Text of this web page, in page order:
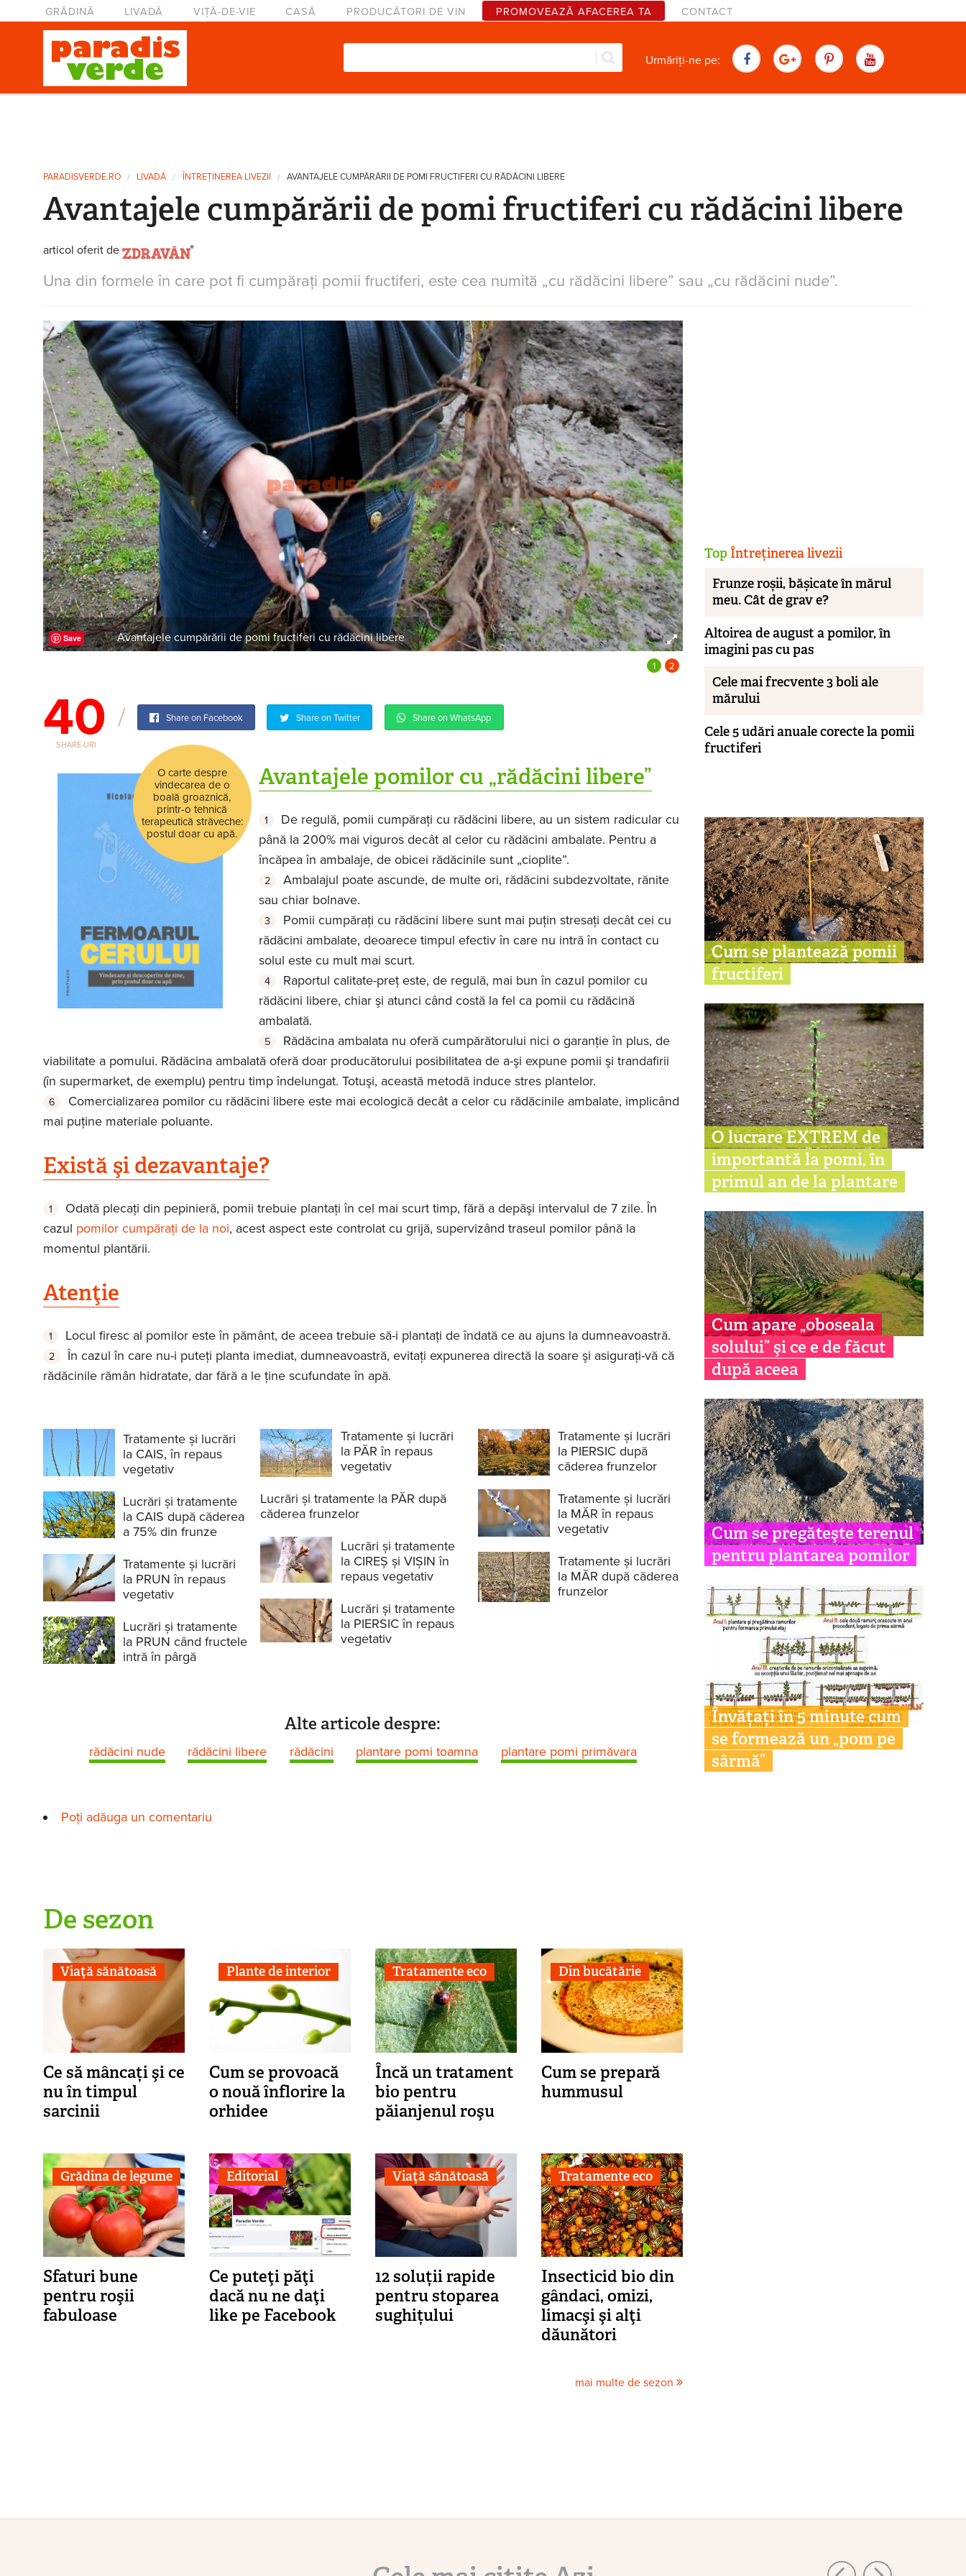
Mergi la conţinutul principal
Meniu principal
GRĂDINĂ LIVADĂ VIȚĂ-DE-VIE CASĂ PRODUCĂTORI DE VIN PROMOVEAZĂ AFACEREA TA CONTACT
Formular de căutare Urmăriți-ne pe:
Eşti aici
PARADISVERDE.RO LIVADĂ ÎNTREȚINEREA LIVEZII AVANTAJELE CUMPĂRĂRII DE POMI FRUCTIFERI CU RĂDĂCINI LIBERE
Avantajele cumpărării de pomi fructiferi cu rădăcini libere
articol oferit de
Una din formele în care pot fi cumpăraţi pomii fructiferi, este cea numită „cu rădăcini libere” sau „cu rădăcini nude”.
Save Avantajele cumpărării de pomi fructiferi cu rădăcini libere
40
SHARE-URI
Share on Facebook Share on Twitter Share on WhatsApp
O carte despre
vindecarea de o
boală groaznică,
printr-o tehnică
terapeutică străveche:
postul doar cu apă.
Avantajele pomilor cu „rădăcini libere”
De regulă, pomii cumpăraţi cu rădăcini libere, au un sistem radicular cu
până la 200% mai viguros decât al celor cu rădăcini ambalate. Pentru a
încăpea în ambalaje, de obicei rădăcinile sunt „cioplite”.
Ambalajul poate ascunde, de multe ori, rădăcini subdezvoltate, rănite
sau chiar bolnave.
Pomii cumpăraţi cu rădăcini libere sunt mai puţin stresaţi decât cei cu
rădăcini ambalate, deoarece timpul efectiv în care nu intră în contact cu
solul este cu mult mai scurt.
Raportul calitate-preţ este, de regulă, mai bun în cazul pomilor cu
rădăcini libere, chiar şi atunci când costă la fel ca pomii cu rădăcină
ambalată.
Rădăcina ambalata nu oferă cumpărătorului nici o garanţie în plus, de
viabilitate a pomului. Rădăcina ambalată oferă doar producătorului posibilitatea de a-şi expune pomii şi trandafirii
(în supermarket, de exemplu) pentru timp îndelungat. Totuşi, această metodă induce stres plantelor.
Comercializarea pomilor cu rădăcini libere este mai ecologică decât a celor cu rădăcinile ambalate, implicând
mai puţine materiale poluante.
Există şi dezavantaje?
Odată plecaţi din pepinieră, pomii trebuie plantaţi în cel mai scurt timp, fără a depăşi intervalul de 7 zile. În
cazul pomilor cumpăraţi de la noi, acest aspect este controlat cu grijă, supervizând traseul pomilor până la
momentul plantării.
Atenţie
Locul firesc al pomilor este în pământ, de aceea trebuie să-i plantaţi de îndată ce au ajuns la dumneavoastră.
În cazul în care nu-i puteţi planta imediat, dumneavoastră, evitaţi expunerea directă la soare şi asiguraţi-vă că
rădăcinile rămân hidratate, dar fără a le ţine scufundate în apă.
Tratamente și lucrări
la CAIS, în repaus
vegetativ
Lucrări și tratamente
la CAIS după căderea
a 75% din frunze
Tratamente și lucrări
la PRUN în repaus
vegetativ
Lucrări și tratamente
la PRUN când fructele
intră în pârgă
Tratamente și lucrări
la PĂR în repaus
vegetativ
Lucrări și tratamente la PĂR după
căderea frunzelor
Lucrări și tratamente
la CIREȘ și VIȘIN în
repaus vegetativ
Lucrări și tratamente
la PIERSIC în repaus
vegetativ
Tratamente și lucrări
la PIERSIC după
căderea frunzelor
Tratamente și lucrări
la MĂR în repaus
vegetativ
Tratamente și lucrări
la MĂR după căderea
frunzelor
Alte articole despre:
rădăcini nude rădăcini libere rădăcini plantare pomi toamna plantare pomi primăvara
Poți adăuga un comentariu
De sezon
Viaţă sănătoasă
Ce să mâncați şi ce
nu în timpul
sarcinii
Plante de interior
Cum se provoacă
o nouă înflorire la
orhidee
Tratamente eco
Încă un tratament
bio pentru
păianjenul roşu
Din bucătărie
Cum se prepară
hummusul
Grădina de legume
Sfaturi bune
pentru roşii
fabuloase
Editorial
Ce puteţi păţi
dacă nu ne daţi
like pe Facebook
Viaţă sănătoasă
12 soluții rapide
pentru stoparea
sughițului
Tratamente eco
Insecticid bio din
gândaci, omizi,
limacşi şi alţi
dăunători
mai multe de sezon
TopÎntreținerea livezii
Frunze roșii, bășicate în mărul
meu. Cât de grav e?
Altoirea de august a pomilor, în
imagini pas cu pas
Cele mai frecvente 3 boli ale
mărului
Cele 5 udări anuale corecte la pomii
fructiferi
Cum se plantează pomii
fructiferi
O lucrare EXTREM de
importantă la pomi, în
primul an de la plantare
Cum apare „oboseala
solului” şi ce e de făcut
după aceea
Cum se pregăteşte terenul
pentru plantarea pomilor
Învățați în 5 minute cum
se formează un „pom pe
sârmă”